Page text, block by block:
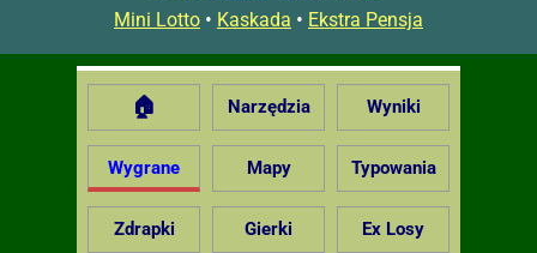
Mini Lotto • Kaskada • Ekstra Pensja
🏠 Narzędzia Wyniki
Wygrane Mapy Typowania
Zdrapki Gierki Ex Losy